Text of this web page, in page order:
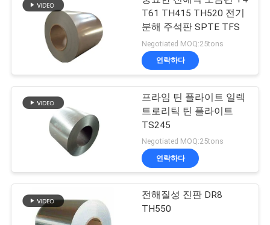
T61 TH415 TH520 전기
분해 주석판 SPTE TFS
Negotiated MOQ:25tons
연락하다
프라임 틴 플라이트 일렉
트로리틱 틴 플라이트
TS245
Negotiated MOQ:25tons
연락하다
전해질성 진판 DR8
TH550